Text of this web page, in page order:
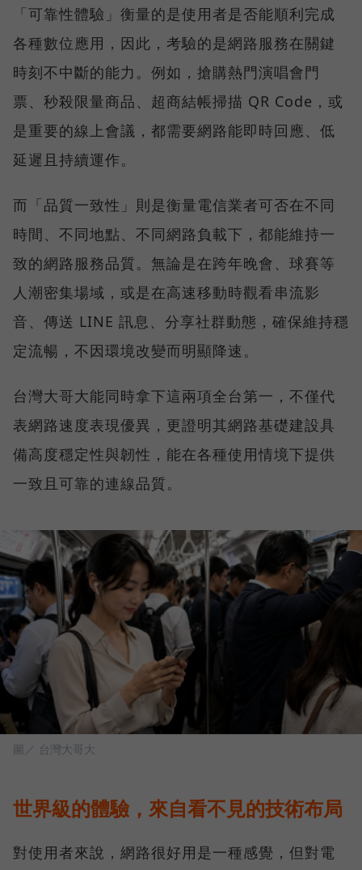
「可靠性體驗」衡量的是使用者是否能順利完成
各種數位應用，因此，考驗的是網路服務在關鍵
時刻不中斷的能力。例如，搶購熱門演唱會門
票、秒殺限量商品、超商結帳掃描 QR Code，或
是重要的線上會議，都需要網路能即時回應、低
延遲且持續運作。
而「品質一致性」則是衡量電信業者可否在不同
時間、不同地點、不同網路負載下，都能維持一
致的網路服務品質。無論是在跨年晚會、球賽等
人潮密集場域，或是在高速移動時觀看串流影
音、傳送 LINE 訊息、分享社群動態，確保維持穩
定流暢，不因環境改變而明顯降速。
台灣大哥大能同時拿下這兩項全台第一，不僅代
表網路速度表現優異，更證明其網路基礎建設具
備高度穩定性與韌性，能在各種使用情境下提供
一致且可靠的連線品質。
圖／ 台灣大哥大
世界級的體驗，來自看不見的技術布局
對使用者來說，網路很好用是一種感覺，但對電